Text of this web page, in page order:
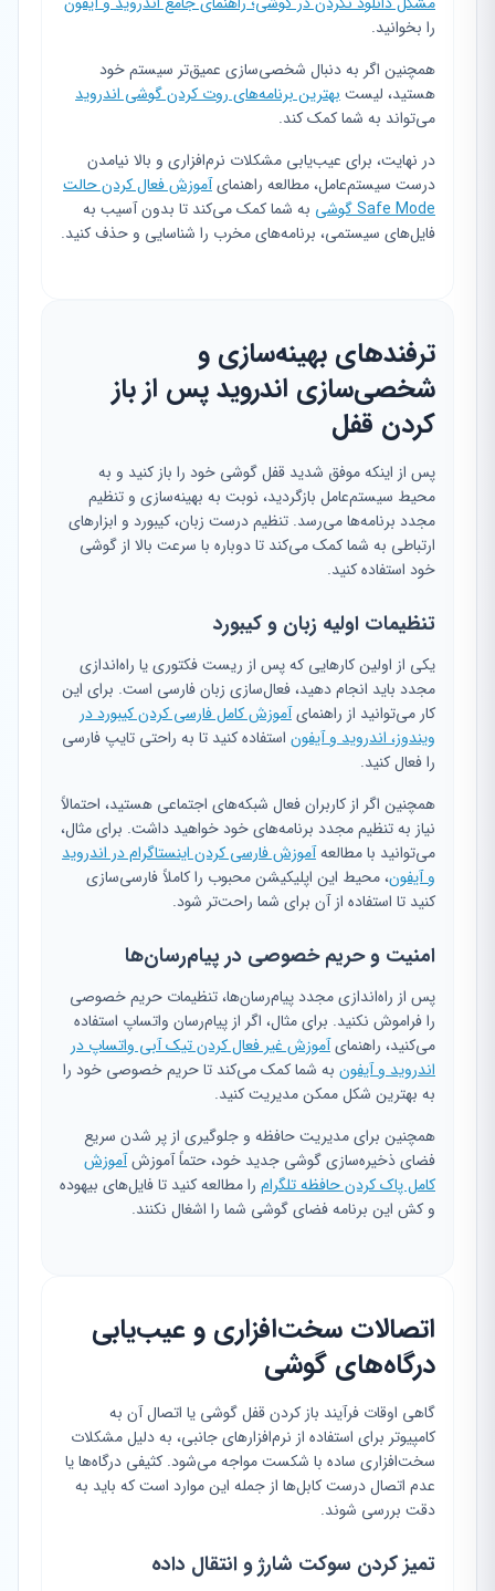
را بخوانید.
همچنین اگر به دنبال شخصی‌سازی عمیق‌تر سیستم خود
هستید، لیستبهترین برنامه‌های روت کردن گوشی اندروید
می‌تواند به شما کمک کند.
در نهایت، برای عیب‌یابی مشکلات نرم‌افزاری و بالا نیامدن
درست سیستم‌عامل، مطالعه راهنمایآموزش فعال کردن حالت
Safe Mode گوشی
به شما کمک می‌کند تا بدون آسیب به
فایل‌های سیستمی، برنامه‌های مخرب را شناسایی و حذف کنید.
ترفندهای بهینه‌سازی و
شخصی‌سازی اندروید پس از باز
کردن قفل
پس از اینکه موفق شدید قفل گوشی خود را باز کنید و به
محیط سیستم‌عامل بازگردید، نوبت به بهینه‌سازی و تنظیم
مجدد برنامه‌ها می‌رسد. تنظیم درست زبان، کیبورد و ابزارهای
ارتباطی به شما کمک می‌کند تا دوباره با سرعت بالا از گوشی
خود استفاده کنید.
تنظیمات اولیه زبان و کیبورد
یکی از اولین کارهایی که پس از ریست فکتوری یا راه‌اندازی
مجدد باید انجام دهید، فعال‌سازی زبان فارسی است. برای این
کار می‌توانید از راهنمایآموزش کامل فارسی کردن کیبورد در
ویندوز، اندروید و آیفون استفاده کنید تا به راحتی تایپ فارسی
را فعال کنید.
همچنین اگر از کاربران فعال شبکه‌های اجتماعی هستید، احتمالاً
نیاز به تنظیم مجدد برنامه‌های خود خواهید داشت. برای مثال،
می‌توانید با مطالعهآموزش فارسی کردن اینستاگرام در اندروید
و آیفون، محیط این اپلیکیشن محبوب را کاملاً فارسی‌سازی
کنید تا استفاده از آن برای شما راحت‌تر شود.
امنیت و حریم خصوصی در پیام‌رسان‌ها
پس از راه‌اندازی مجدد پیام‌رسان‌ها، تنظیمات حریم خصوصی
را فراموش نکنید. برای مثال، اگر از پیام‌رسان واتساپ استفاده
می‌کنید، راهنمایآموزش غیر فعال کردن تیک آبی واتساپ در
اندروید و آیفون به شما کمک می‌کند تا حریم خصوصی خود را
به بهترین شکل ممکن مدیریت کنید.
همچنین برای مدیریت حافظه و جلوگیری از پر شدن سریع
فضای ذخیره‌سازی گوشی جدید خود، حتماً آموزشآموزش
کامل پاک کردن حافظه تلگرام را مطالعه کنید تا فایل‌های بیهوده
و کش این برنامه فضای گوشی شما را اشغال نکنند.
اتصالات سخت‌افزاری و عیب‌یابی
درگاه‌های گوشی
گاهی اوقات فرآیند باز کردن قفل گوشی یا اتصال آن به
کامپیوتر برای استفاده از نرم‌افزارهای جانبی، به دلیل مشکلات
سخت‌افزاری ساده با شکست مواجه می‌شود. کثیفی درگاه‌ها یا
عدم اتصال درست کابل‌ها از جمله این موارد است که باید به
دقت بررسی شوند.
تمیز کردن سوکت شارژ و انتقال داده